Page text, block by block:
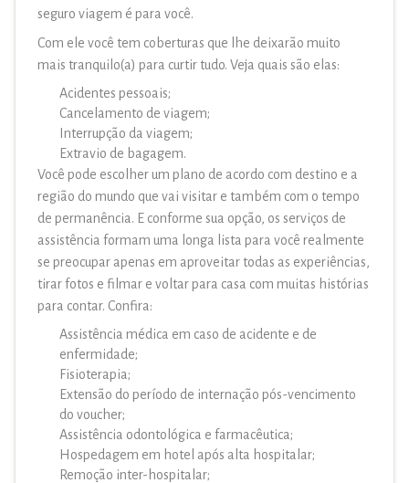
seguro viagem é para você.
Com ele você tem coberturas que lhe deixarão muito
mais tranquilo(a) para curtir tudo. Veja quais são elas:
Acidentes pessoais;
Cancelamento de viagem;
Interrupção da viagem;
Extravio de bagagem.
Você pode escolher um plano de acordo com destino e a
região do mundo que vai visitar e também com o tempo
de permanência. E conforme sua opção, os serviços de
assistência formam uma longa lista para você realmente
se preocupar apenas em aproveitar todas as experiências,
tirar fotos e filmar e voltar para casa com muitas histórias
para contar. Confira:
Assistência médica em caso de acidente e de
enfermidade;
Fisioterapia;
Extensão do período de internação pós-vencimento
do voucher;
Assistência odontológica e farmacêutica;
Hospedagem em hotel após alta hospitalar;
Remoção inter-hospitalar;